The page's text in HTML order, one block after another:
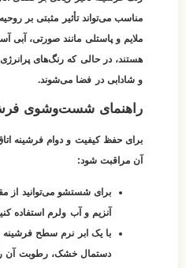
مناسب می‌تواند تأثیر مثبتی بر
ملایم و پاستلی مانند صورتی،
هستند، در حالی که رنگ‌های
و شادابی در فضا می‌شوند.
راهنمای شست‌وشوی
برای حفظ کیفیت و دوام فرشینه
آن مراقبت شود:
برای شستشو می‌توانید از
آنزیم و آب ولرم استفاده
با یک ابر نرم سطح فرشینه
دستمال خشک، رطوبت آن را